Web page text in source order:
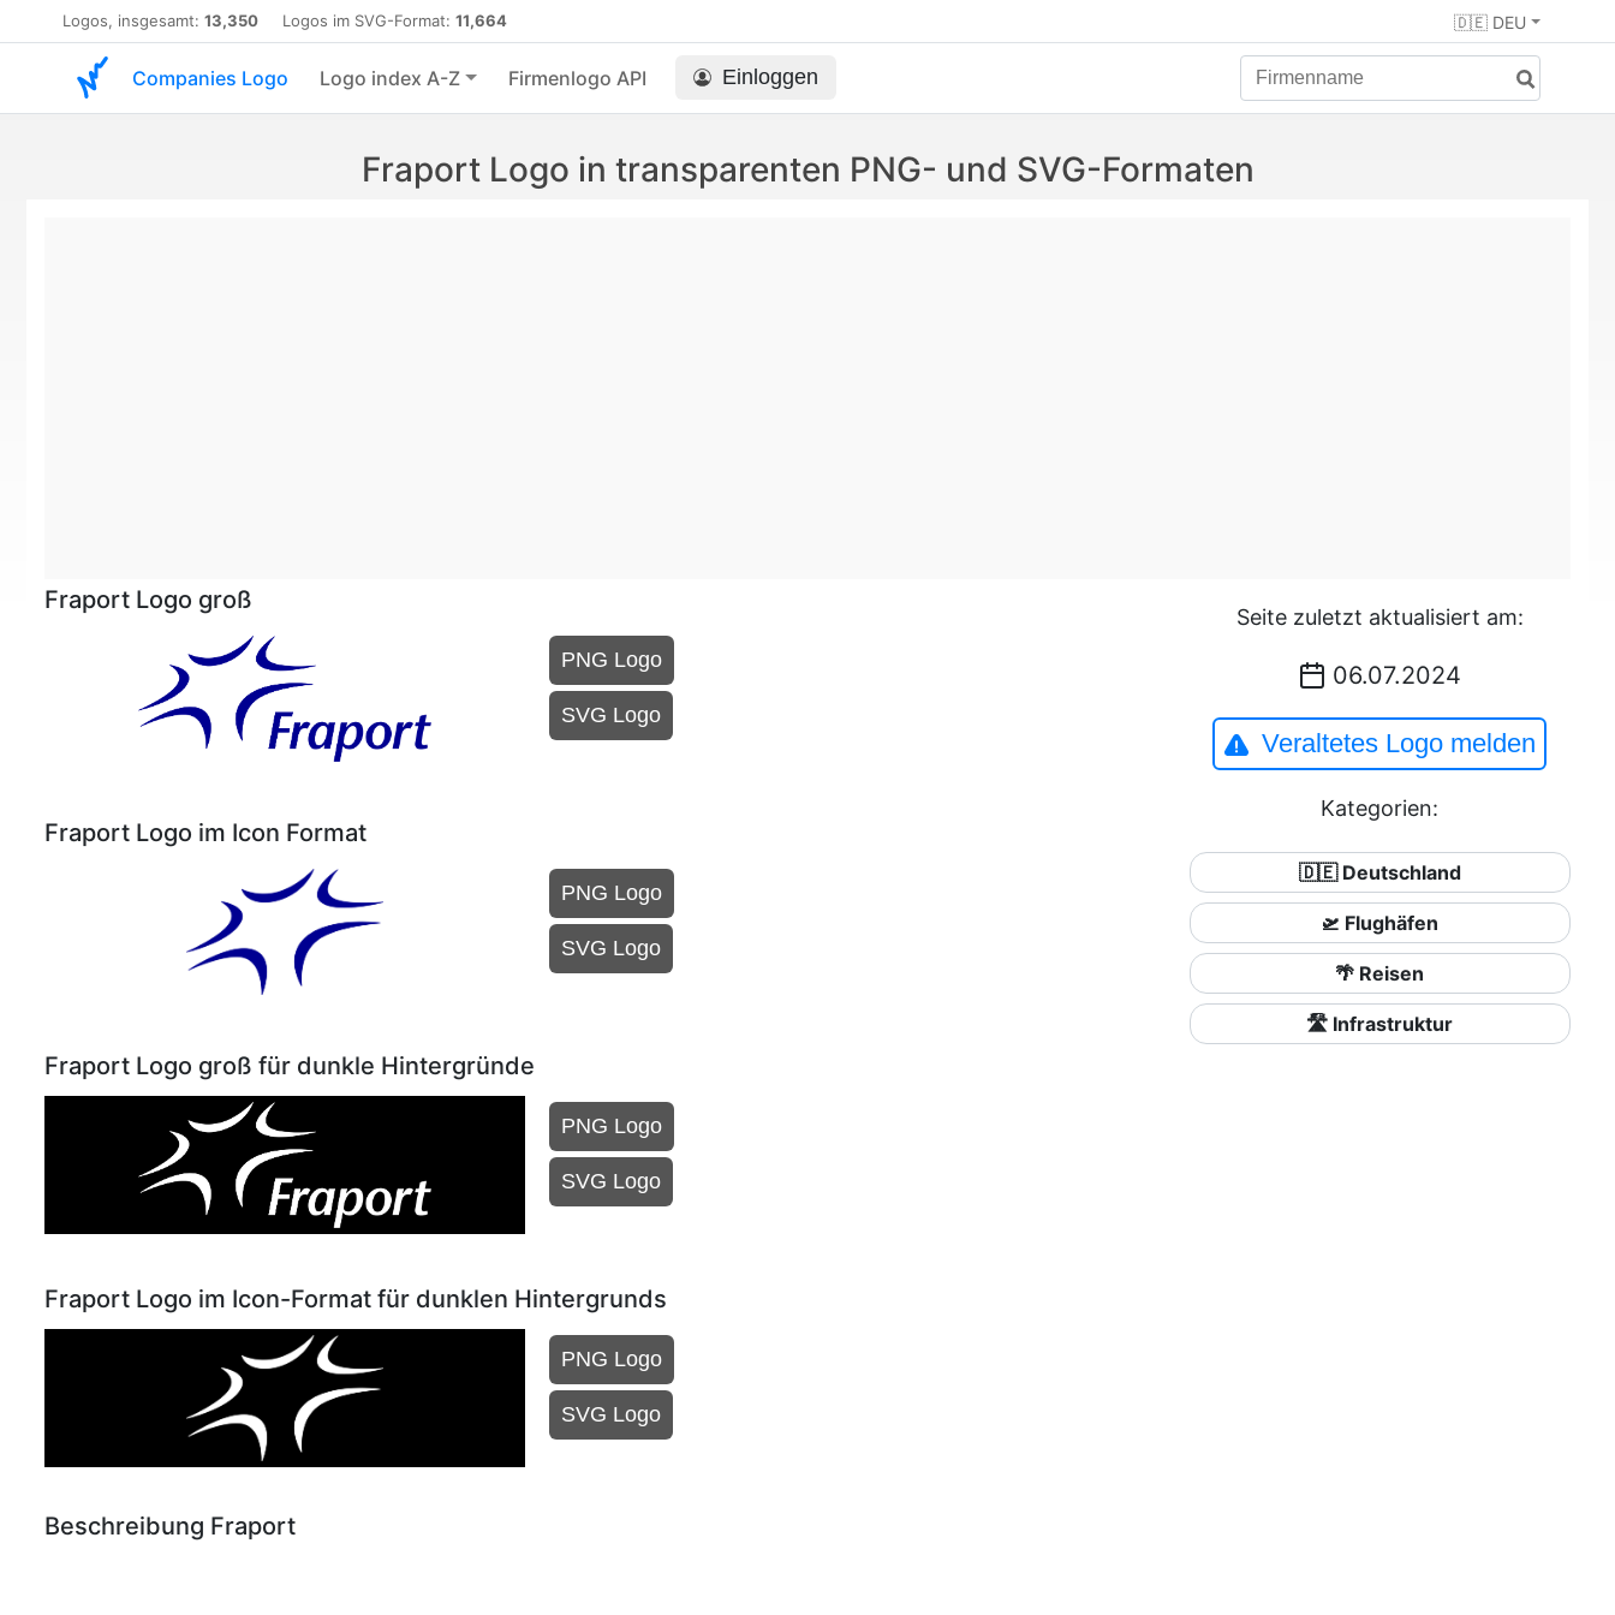
Logos, insgesamt: 13,350 Logos im SVG-Format: 11,664 🇩🇪 DEU
Companies Logo Logo index A-Z Firmenlogo API Einloggen
Fraport Logo in transparenten PNG- und SVG-Formaten
Fraport Logo groß
PNG Logo
SVG Logo
Fraport Logo im Icon Format
PNG Logo
SVG Logo
Fraport Logo groß für dunkle Hintergründe
PNG Logo
SVG Logo
Fraport Logo im Icon-Format für dunklen Hintergrunds
PNG Logo
SVG Logo
Beschreibung Fraport
Seite zuletzt aktualisiert am:
06.07.2024
Veraltetes Logo melden
Kategorien:
🇩🇪 Deutschland
🛫 Flughäfen
🌴 Reisen
🛣️ Infrastruktur